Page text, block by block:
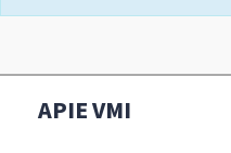
APIE VMI